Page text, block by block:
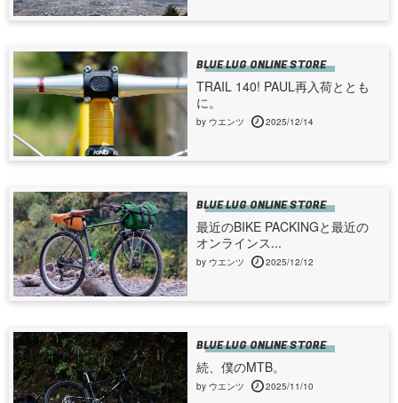
BLUE LUG ONLINE STORE
TRAIL 140! PAUL再入荷ととも
に。
by ウエンツ 2025/12/14
BLUE LUG ONLINE STORE
最近のBIKE PACKINGと最近の
オンラインス...
by ウエンツ 2025/12/12
BLUE LUG ONLINE STORE
続、僕のMTB。
by ウエンツ 2025/11/10